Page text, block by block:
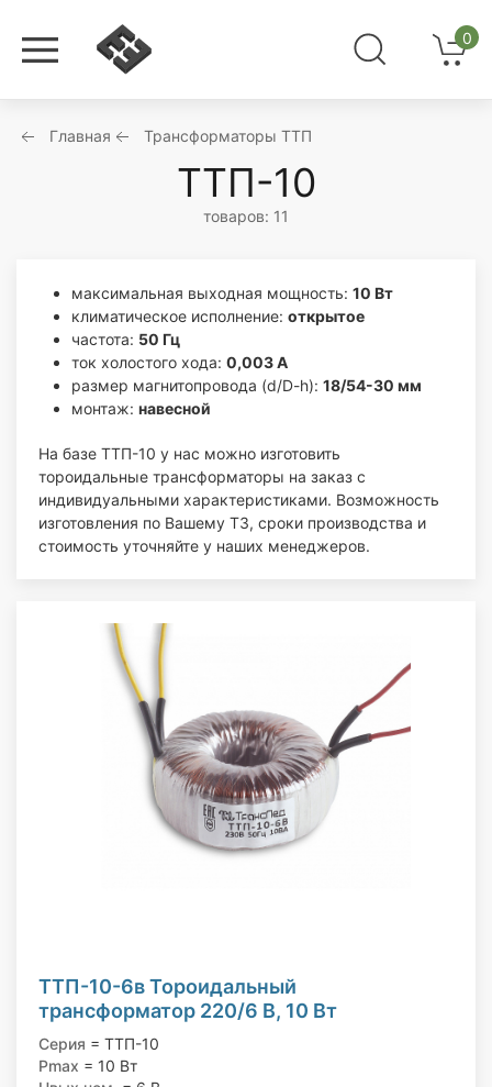
0
Главная Трансформаторы ТТП
ТТП-10
товаров: 11
максимальная выходная мощность: 10 Вт
климатическое исполнение: открытое
частота: 50 Гц
ток холостого хода: 0,003 А
размер магнитопровода (d/D-h): 18/54-30 мм
монтаж: навесной
На базе ТТП-10 у нас можно изготовить
тороидальные трансформаторы на заказ с
индивидуальными характеристиками. Возможность
изготовления по Вашему ТЗ, сроки производства и
стоимость уточняйте у наших менеджеров.
ТТП-10-6в Тороидальный
трансформатор 220/6 В, 10 Вт
Серия = ТТП-10
Pmax = 10 Вт